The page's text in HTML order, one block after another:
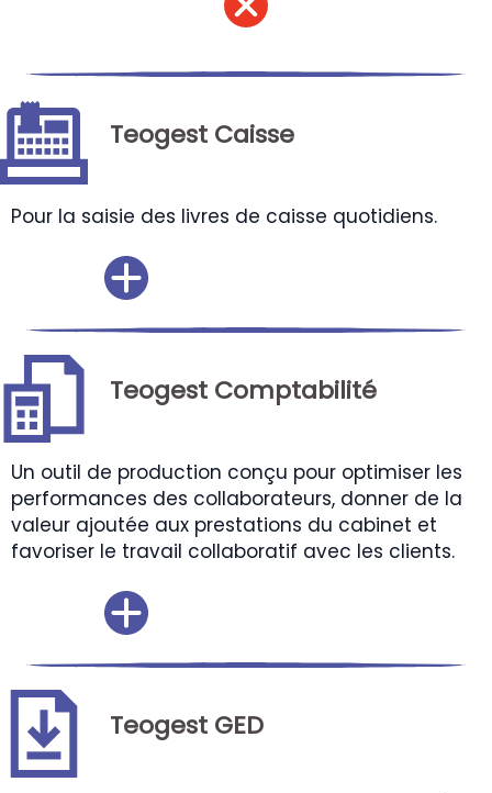
Teogest Caisse
Pour la saisie des livres de caisse quotidiens.
Teogest Comptabilité
Un outil de production conçu pour optimiser les
performances des collaborateurs, donner de la
valeur ajoutée aux prestations du cabinet et
favoriser le travail collaboratif avec les clients.
Teogest GED